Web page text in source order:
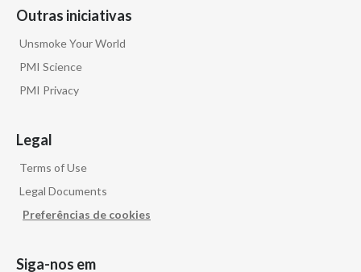
Outras iniciativas
Unsmoke Your World
PMI Science
PMI Privacy
Legal
Terms of Use
Legal Documents
Preferências de cookies
Siga-nos em